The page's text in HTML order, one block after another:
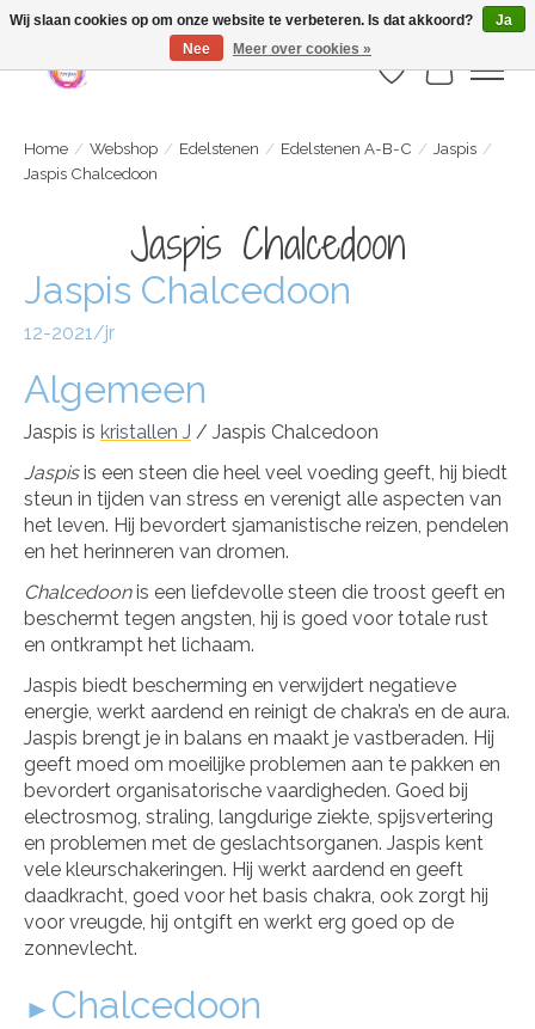
Webshop is geopend maar nog onder constructie | let op: Verzenden vanaf 29
juli
Verlanglijst
Home / Webshop / Edelstenen / Edelstenen A-B-C / Jaspis /
Jaspis Chalcedoon
Jaspis Chalcedoon
Jaspis Chalcedoon
12-2021/jr
Algemeen
Jaspis is kristallen J / Jaspis Chalcedoon
Jaspisis een steen die heel veel voeding geeft, hij biedt
steun in tijden van stress en verenigt alle aspecten van
het leven. Hij bevordert sjamanistische reizen, pendelen
en het herinneren van dromen.
Chalcedoonis een liefdevolle steen die troost geeft en
beschermt tegen angsten, hij is goed voor totale rust
en ontkrampt het lichaam.
Jaspis biedt bescherming en verwijdert negatieve
energie, werkt aardend en reinigt de chakra’s en de aura.
Jaspis brengt je in balans en maakt je vastberaden. Hij
geeft moed om moeilijke problemen aan te pakken en
bevordert organisatorische vaardigheden. Goed bij
electrosmog, straling, langdurige ziekte, spijsvertering
en problemen met de geslachtsorganen. Jaspis kent
vele kleurschakeringen. Hij werkt aardend en geeft
daadkracht, goed voor het basis chakra, ook zorgt hij
voor vreugde, hij ontgift en werkt erg goed op de
zonnevlecht.
►Chalcedoon
Wij slaan cookies op om onze website te verbeteren. Is dat akkoord?
Ja
Nee
Meer over cookies »